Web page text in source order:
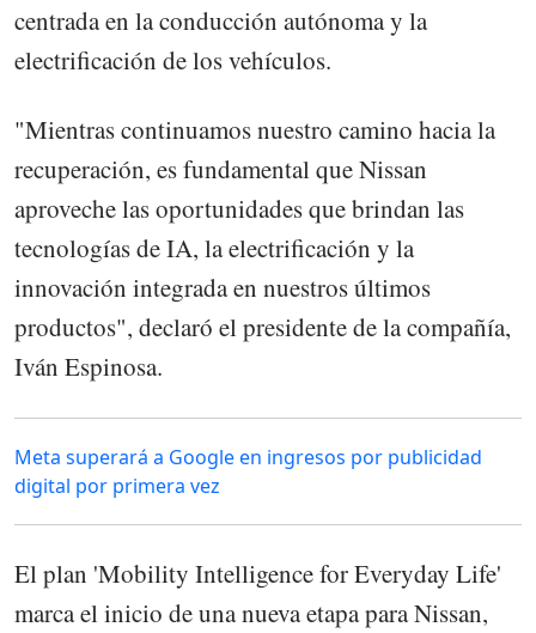
centrada en la conducción autónoma y la
electrificación de los vehículos.
"Mientras continuamos nuestro camino hacia la
recuperación, es fundamental que Nissan
aproveche las oportunidades que brindan las
tecnologías de IA, la electrificación y la
innovación integrada en nuestros últimos
productos", declaró el presidente de la compañía,
Iván Espinosa.
Meta superará a Google en ingresos por publicidad
digital por primera vez
El plan 'Mobility Intelligence for Everyday Life'
marca el inicio de una nueva etapa para Nissan,